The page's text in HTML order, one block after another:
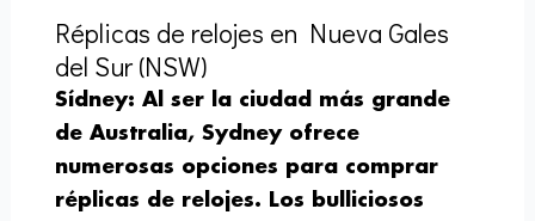
Réplicas de relojes en Nueva Gales
del Sur (NSW)
Sídney: Al ser la ciudad más grande
de Australia, Sydney ofrece
numerosas opciones para comprar
réplicas de relojes. Los bulliciosos